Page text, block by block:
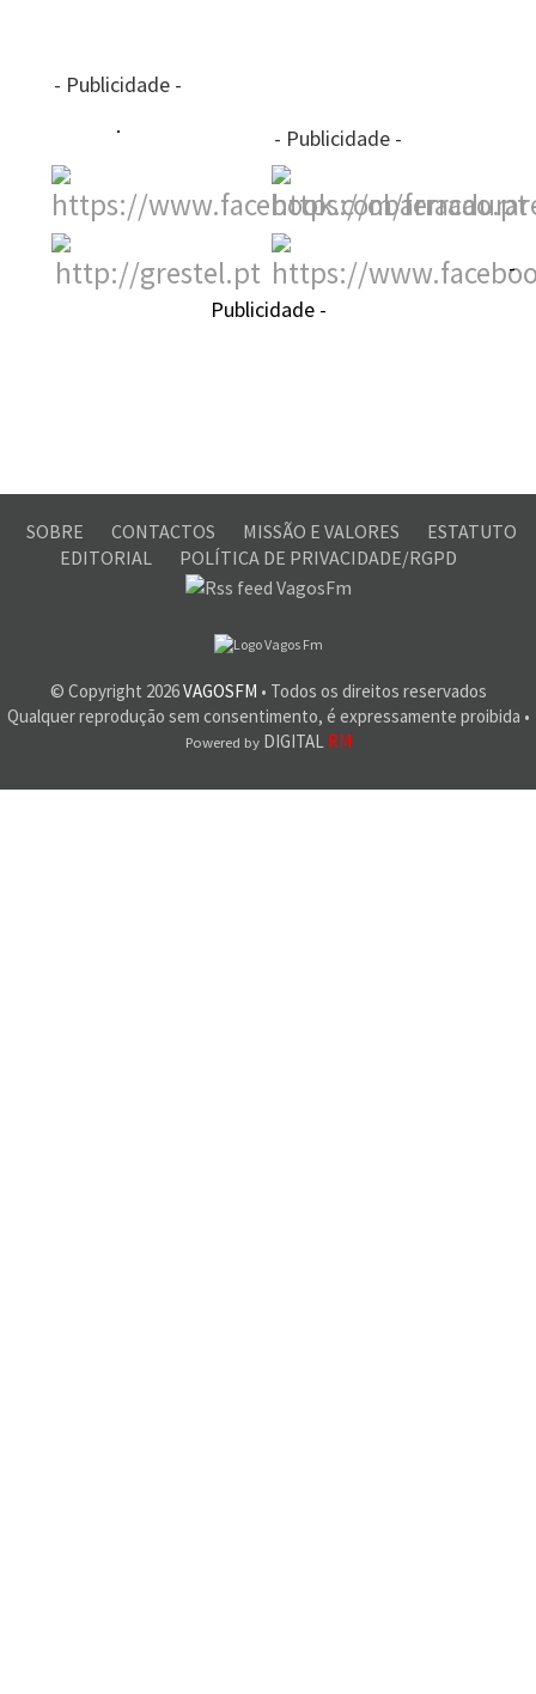
- Publicidade -
- Publicidade -
-
Publicidade -
SOBRE CONTACTOS MISSÃO E VALORES
ESTATUTO
EDITORIAL
POLÍTICA DE PRIVACIDADE/RGPD
© Copyright 2026VAGOSFM • Todos os direitos reservados
Qualquer reprodução sem consentimento, é expressamente proibida •
Powered byDIGITAL RM